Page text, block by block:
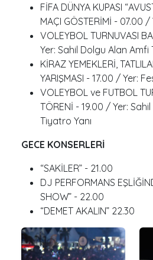
FİFA DÜNYA KUPASI
MAÇI GÖSTERİMİ - 07.00
VOLEYBOL TURNUVASI
Yer: Sahil Dolgu Alan Amfi
KİRAZ YEMEKLERİ,
YARIŞMASI - 17.00 / Yer:
VOLEYBOL ve FUTBOL
TÖRENİ - 19.00 / Yer:
Tiyatro Yanı
GECE KONSERLERİ
“SAKİLER” - 21.00
DJ PERFORMANS
SHOW” - 22.00
“DEMET AKALIN” 22.30